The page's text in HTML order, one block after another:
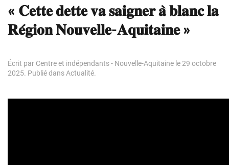
« 𝐂𝐞𝐭𝐭𝐞 𝐝𝐞𝐭𝐭𝐞 𝐯𝐚 𝐬𝐚𝐢𝐠𝐧𝐞𝐫 𝐚̀ 𝐛𝐥𝐚𝐧𝐜 𝐥𝐚
𝐑𝐞́𝐠𝐢𝐨𝐧 𝐍𝐨𝐮𝐯𝐞𝐥𝐥𝐞-𝐀𝐪𝐮𝐢𝐭𝐚𝐢𝐧𝐞 »
Écrit par Centre et indépendants - Nouvelle-Aquitaine le29 octobre
2025. Publié dansActualité.